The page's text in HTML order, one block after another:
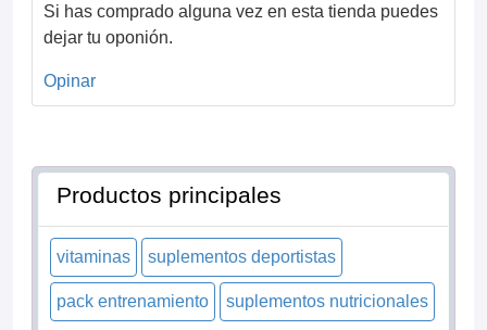
Si has comprado alguna vez en esta tienda puedes
dejar tu oponión.
Opinar
Productos principales
vitaminas suplementos deportistas
pack entrenamiento suplementos nutricionales